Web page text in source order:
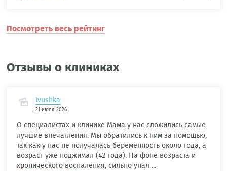
Посмотреть весь рейтинг
Отзывы о клиниках
Ivushka
21 июля 2026
О специалистах и клинике Мама у нас сложились самые
лучшие впечатления. Мы обратились к ним за помощью,
так как у нас не получалась беременность около года, а
возраст уже поджимал (42 года). На фоне возраста и
хронического воспаления, сильно упал ...